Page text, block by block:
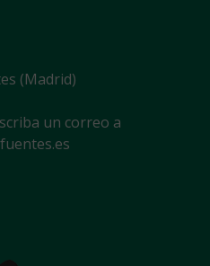
(Madrid)
un correo a